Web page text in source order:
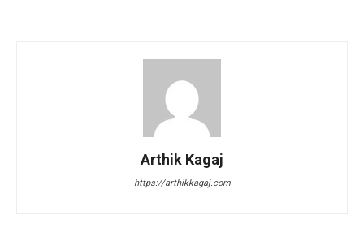
Arthik Kagaj
https://arthikkagaj.com